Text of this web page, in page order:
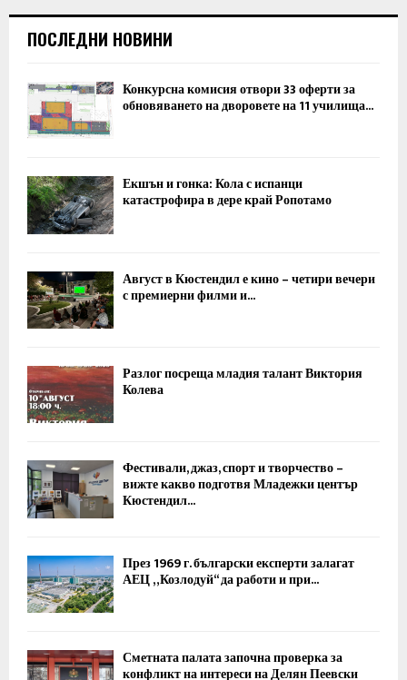
ПОСЛЕДНИ НОВИНИ
Конкурсна комисия отвори 33 оферти за
обновяването на дворовете на 11 училища...
Екшън и гонка: Кола с испанци
катастрофира в дере край Ропотамо
Август в Кюстендил е кино – четири вечери
с премиерни филми и...
Разлог посреща младия талант Виктория
Колева
Фестивали, джаз, спорт и творчество –
вижте какво подготвя Младежки център
Кюстендил...
През 1969 г. български експерти залагат
АЕЦ „Козлодуй“ да работи и при...
Сметната палата започна проверка за
конфликт на интереси на Делян Пеевски